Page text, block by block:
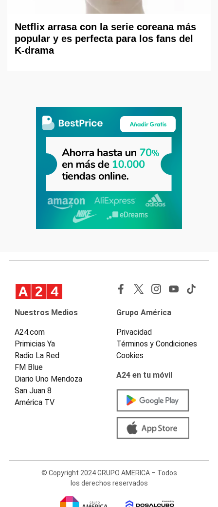
Netflix arrasa con la serie coreana más
popular y es perfecta para los fans del
K-drama
Nuestros Medios
A24.com
Primicias Ya
Radio La Red
FM Blue
Diario Uno Mendoza
San Juan 8
América TV
Grupo América
Privacidad
Términos y Condiciones
Cookies
A24 en tu móvil
© Copyright 2024 GRUPO AMERICA – Todos
los derechos reservados